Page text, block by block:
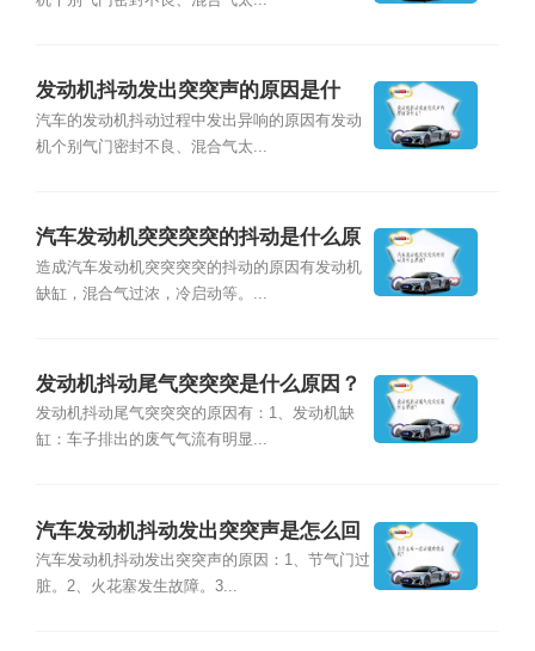
发动机抖动发出突突声的原因是什
么？
汽车的发动机抖动过程中发出异响的原因有发动
机个别气门密封不良、混合气太...
汽车发动机突突突突的抖动是什么原
因？
造成汽车发动机突突突突的抖动的原因有发动机
缺缸，混合气过浓，冷启动等。...
发动机抖动尾气突突突是什么原因？
发动机抖动尾气突突突的原因有：1、发动机缺
缸：车子排出的废气气流有明显...
汽车发动机抖动发出突突声是怎么回
事？
汽车发动机抖动发出突突声的原因：1、节气门过
脏。2、火花塞发生故障。3...